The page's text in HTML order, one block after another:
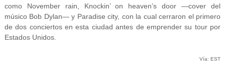
como November rain, Knockin’ on heaven’s door —cover del
músico Bob Dylan— y Paradise city, con la cual cerraron el primero
de dos conciertos en esta ciudad antes de emprender su tour por
Estados Unidos.
Vía: EST